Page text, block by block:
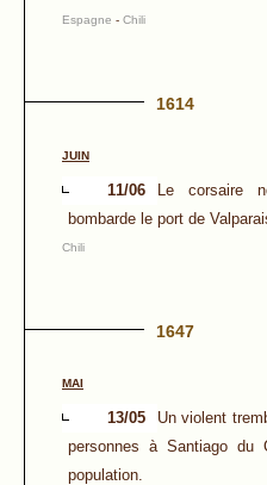
Espagne - Chili
1614
JUIN
11/06
Le corsaire
bombarde le port de
Chili
1647
MAI
13/05
Un violent
personnes à Santiago
population.